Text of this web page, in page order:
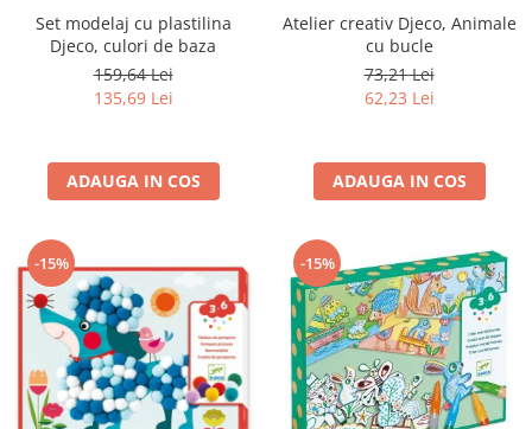
Set modelaj cu plastilina
Djeco, culori de baza
159,64 Lei
135,69 Lei
ADAUGA IN COS
Atelier creativ Djeco, Animale
cu bucle
73,21 Lei
62,23 Lei
ADAUGA IN COS
-15% -15%